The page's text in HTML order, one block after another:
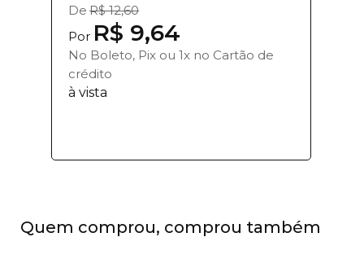
De R$ 12,60
Por R$ 9,64
No Boleto, Pix ou 1x no Cartão de
crédito
à vista
Quem comprou, comprou também